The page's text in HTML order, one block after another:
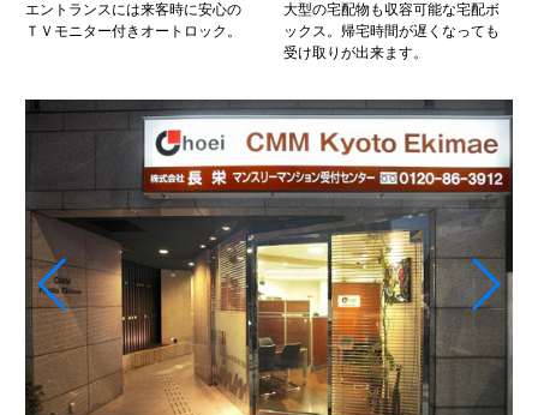
エントランスには来客時に安心の
ＴＶモニター付きオートロック。
大型の宅配物も収容可能な宅配ボ
ックス。帰宅時間が遅くなっても
受け取りが出来ます。